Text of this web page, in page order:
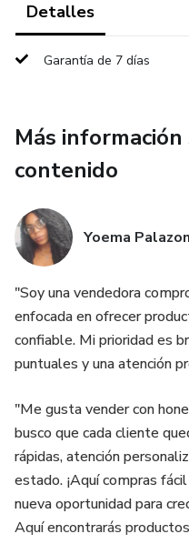
Detalles
Garantía de 7 días
Más
contenido
Yoema Palazon
"Soy una vendedora
enfocada en ofrecer
confiable. Mi prioridad es
puntuales y una atención
"Me gusta vender con
busco que cada cliente
rápidas, atención
estado. ¡Aquí compras
nueva oportunidad para
Aquí encontrarás